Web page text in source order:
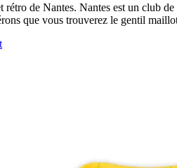
de Nantes. Nantes est un club
que vous trouverez le gentil